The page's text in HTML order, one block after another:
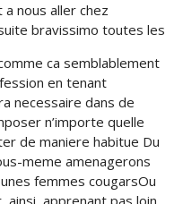
nous aller chez
bravissimo toutes les
ca semblablement
en tenant
necessaire dans de
n’importe quelle
de maniere habitue Du
meme amenagerons
femmes cougarsOu
apprenant pas loin